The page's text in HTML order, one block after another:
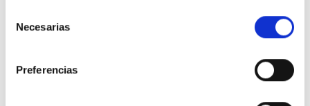
Necesarias
Preferencias
especialistas a casa para que
seguir recibiendo la atención